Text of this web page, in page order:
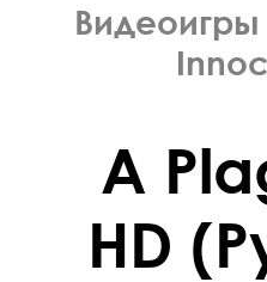
Видеоигры
A
HD